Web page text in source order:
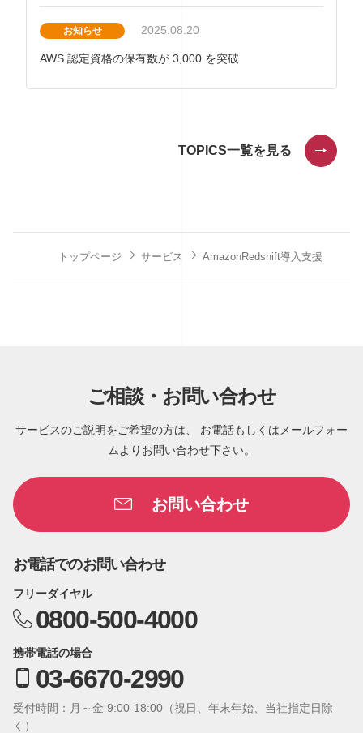
お知らせ 2025.08.20
AWS 認定資格の保有数が 3,000 を突破
TOPICS一覧を見る
トップページ サービス Amazon Redshift導入支援
ご相談・お問い合わせ
サービスのご説明をご希望の方は、 お電話もしくはメールフォー
ムよりお問い合わせ下さい。
お問い合わせ
お電話でのお問い合わせ
フリーダイヤル
0800-500-4000
携帯電話の場合
03-6670-2990
受付時間：月～金 9:00-18:00（祝日、年末年始、当社指定日除
く）